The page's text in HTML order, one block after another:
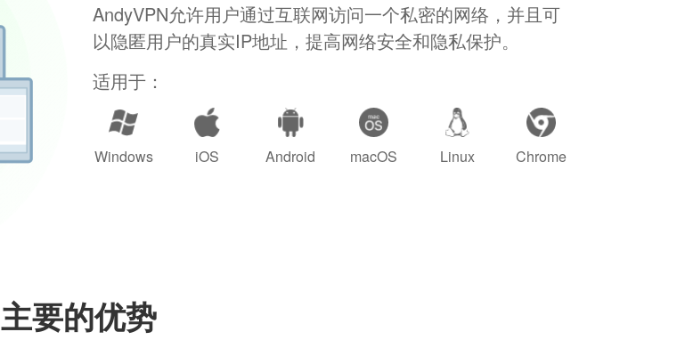
AndyVPN允许用户通过互联网访问一个私密的网络，并且可
以隐匿用户的真实IP地址，提高网络安全和隐私保护。
适用于：
Windows iOS Android macOS Linux Chrome
主要的优势